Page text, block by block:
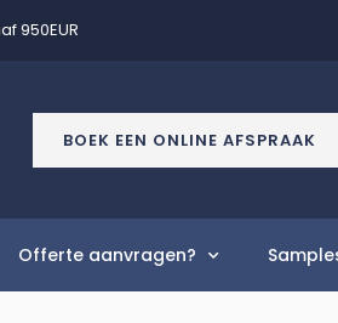
950EUR
BOEK EEN ONLINE AFSPRAAK
Offerte aanvragen?